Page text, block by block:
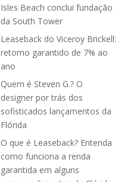
Isles Beach conclui fundação
da South Tower
Leaseback do Viceroy Brickell:
retorno garantido de 7% ao
ano
Quem é Steven G.? O
designer por trás dos
sofisticados lançamentos da
Flórida
O que é Leaseback? Entenda
como funciona a renda
garantida em alguns